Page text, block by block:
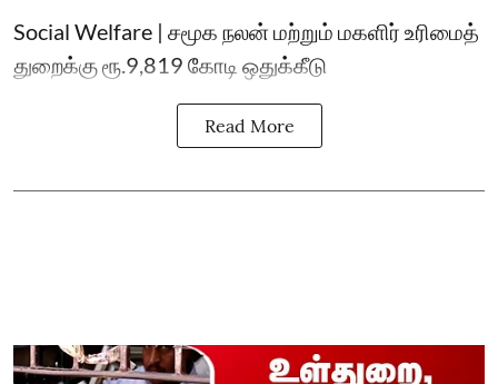
Social Welfare | சமூக நலன் மற்றும் மகளிர் உரிமைத்
துறைக்கு ரூ.9,819 கோடி ஒதுக்கீடு
Read More